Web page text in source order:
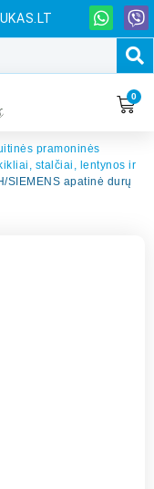
0
pramoninės
stalčiai, lentynos ir
SIEMENS apatinė durų